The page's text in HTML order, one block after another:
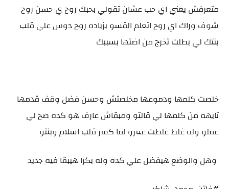
متعرفش يعني اي حب عشان تقولي بحبك روح ي حسن روح
شوف وراك اي روح اتعلم القسو بزياده روح دوس علي قلب
بنتك لي بطلت تخرج من اضتها بسببك
خلصت كلمها ودموعها مخلصتش وحسن فضل وقف قدمها
تايهه من كلمها لي قالتو ومبقاش عارف هو كده صح لي
عملو وله غلط غلطت عمرو لما كسر قلب اسلام وبنتو
وهل والوضع هيفضل علي كده وله بكرا هيبقا فيه جديد